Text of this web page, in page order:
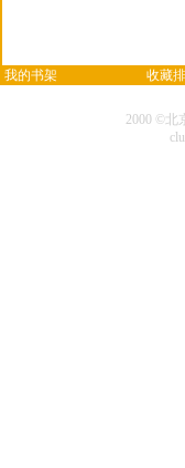
我的书架 收藏
2000 ©北